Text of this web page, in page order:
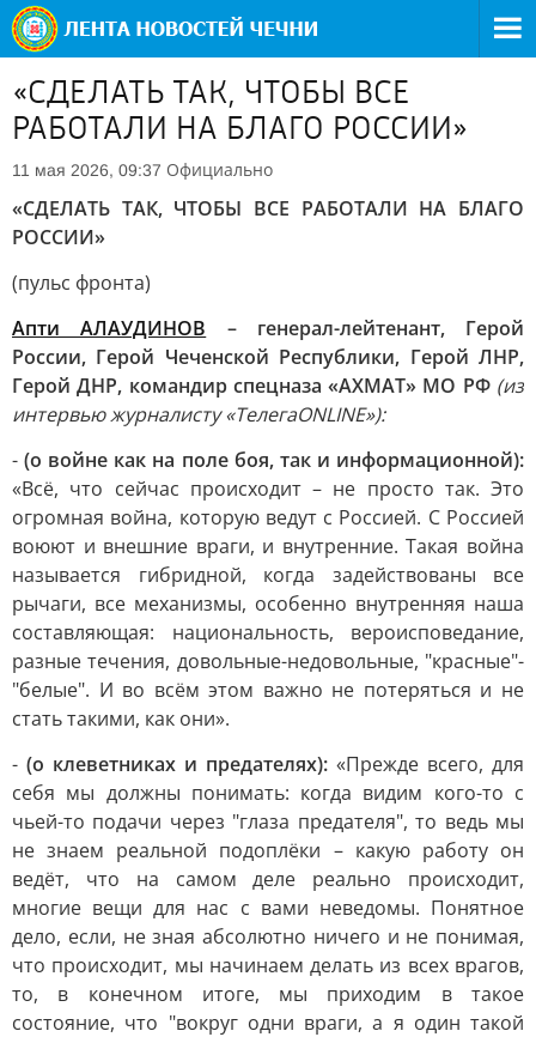
«СДЕЛАТЬ ТАК, ЧТОБЫ ВСЕ
РАБОТАЛИ НА БЛАГО РОССИИ»
11 мая 2026, 09:37 Официально
«СДЕЛАТЬ ТАК, ЧТОБЫ ВСЕ РАБОТАЛИ НА БЛАГО
РОССИИ»
(пульс фронта)
Апти АЛАУДИНОВ – генерал-лейтенант, Герой
России, Герой Чеченской Республики, Герой ЛНР,
Герой ДНР, командир спецназа «АХМАТ» МО РФ(из
интервью журналисту «ТелегаONLINE»):
- (о войне как на поле боя, так и информационной):
«Всё, что сейчас происходит – не просто так. Это
огромная война, которую ведут с Россией. С Россией
воюют и внешние враги, и внутренние. Такая война
называется гибридной, когда задействованы все
рычаги, все механизмы, особенно внутренняя наша
составляющая: национальность, вероисповедание,
разные течения, довольные-недовольные, "красные"-
"белые". И во всём этом важно не потеряться и не
стать такими, как они».
- (о клеветниках и предателях): «Прежде всего, для
себя мы должны понимать: когда видим кого-то с
чьей-то подачи через "глаза предателя", то ведь мы
не знаем реальной подоплёки – какую работу он
ведёт, что на самом деле реально происходит,
многие вещи для нас с вами неведомы. Понятное
дело, если, не зная абсолютно ничего и не понимая,
что происходит, мы начинаем делать из всех врагов,
то, в конечном итоге, мы приходим в такое
состояние, что "вокруг одни враги, а я один такой